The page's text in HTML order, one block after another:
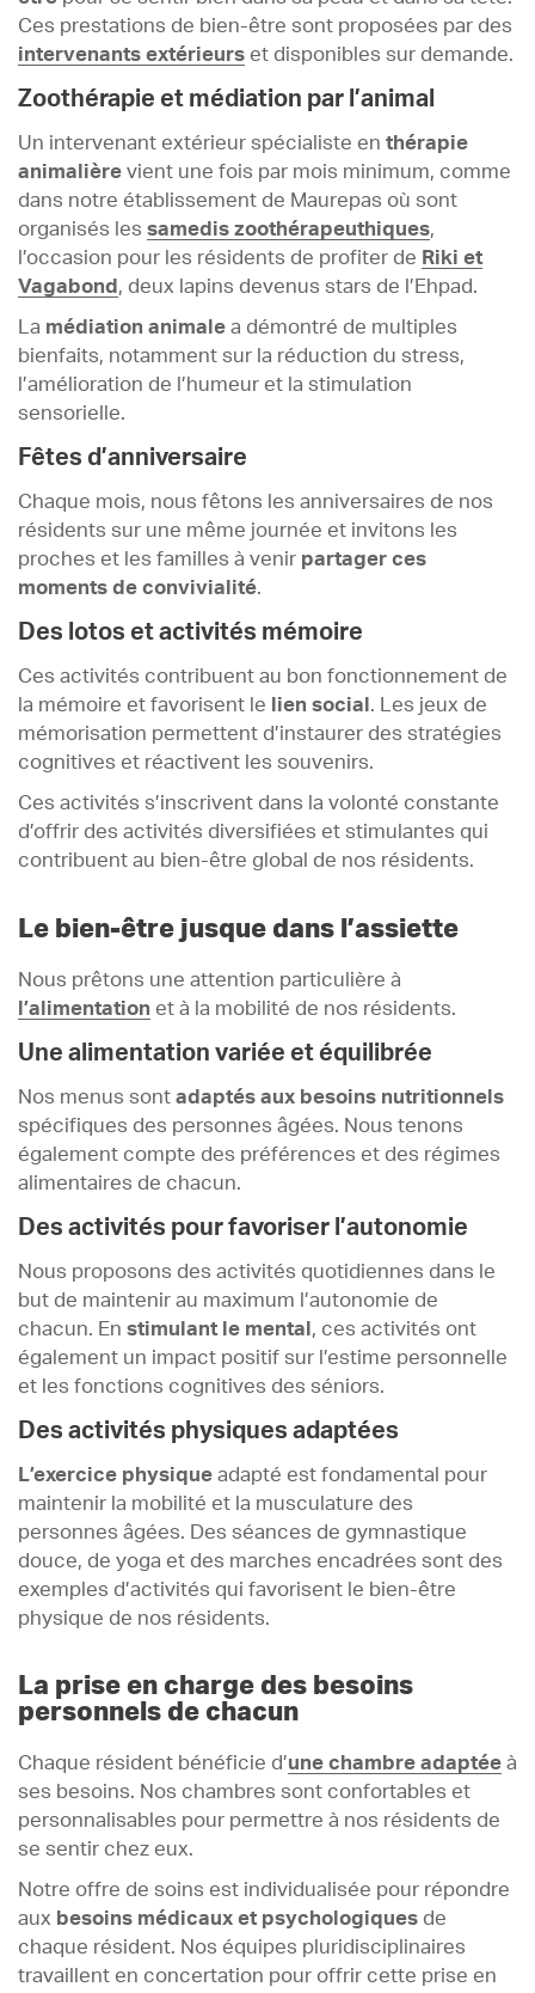
Ces prestations de bien-être sont proposées par des
intervenants extérieurs et disponibles sur demande.
Zoothérapie et médiation par l’animal
Un intervenant extérieur spécialiste en thérapie
animalière vient une fois par mois minimum, comme
dans notre établissement de Maurepas où sont
organisés les samedis zoothérapeuthiques,
l’occasion pour les résidents de profiter de Riki et
Vagabond , deux lapins devenus stars de l’Ehpad.
La médiation animale a démontré de multiples
bienfaits, notamment sur la réduction du stress,
l’amélioration de l’humeur et la stimulation
sensorielle.
Fêtes d’anniversaire
Chaque mois, nous fêtons les anniversaires de nos
résidents sur une même journée et invitons les
proches et les familles à venir partager ces
moments de convivialité.
Des lotos et activités mémoire
Ces activités contribuent au bon fonctionnement de
la mémoire et favorisent le
lien social . Les jeux de
mémorisation permettent d’instaurer des stratégies
cognitives et réactivent les souvenirs.
Ces activités s’inscrivent dans la volonté constante
d’offrir des activités diversifiées et stimulantes qui
contribuent au bien-être global de nos résidents.
Le bien-être jusque dans l’assiette
Nous prêtons une attention particulière à
l’alimentation et à la mobilité de nos résidents.
Une alimentation variée et équilibrée
Nos menus sont adaptés aux besoins nutritionnels
spécifiques des personnes âgées. Nous tenons
également compte des préférences et des régimes
alimentaires de chacun.
Des activités pour favoriser l’autonomie
Nous proposons des activités quotidiennes dans le
but de maintenir au maximum l’autonomie de
chacun. En stimulant le mental , ces activités ont
également un impact positif sur l’estime personnelle
et les fonctions cognitives des séniors.
Des activités physiques adaptées
L’exercice physique adapté est fondamental pour
maintenir la mobilité et la musculature des
personnes âgées. Des séances de gymnastique
douce, de yoga et des marches encadrées sont des
exemples d’activités qui favorisent le bien-être
physique de nos résidents.
La prise en charge des besoins
personnels de chacun
Chaque résident bénéficie d’une chambre adaptée à
ses besoins. Nos chambres sont confortables et
personnalisables pour permettre à nos résidents de
se sentir chez eux.
Notre offre de soins est individualisée pour répondre
aux besoins médicaux et psychologiques de
chaque résident. Nos équipes pluridisciplinaires
travaillent en concertation pour offrir cette prise en